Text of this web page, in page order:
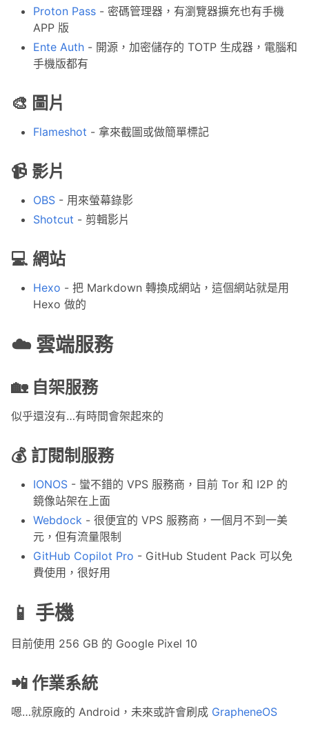
Proton Pass - 密碼管理器，有瀏覽器擴充也有手機
APP 版
Ente Auth - 開源，加密儲存的 TOTP 生成器，電腦和
手機版都有
🎨 圖片
Flameshot - 拿來截圖或做簡單標記
📹 影片
OBS - 用來螢幕錄影
Shotcut - 剪輯影片
💻 網站
Hexo - 把 Markdown 轉換成網站，這個網站就是用
Hexo 做的
☁️ 雲端服務
🏡 自架服務
似乎還沒有…有時間會架起來的
💰 訂閱制服務
IONOS - 蠻不錯的 VPS 服務商，目前 Tor 和 I2P 的
鏡像站架在上面
Webdock - 很便宜的 VPS 服務商，一個月不到一美
元，但有流量限制
GitHub Copilot Pro - GitHub Student Pack 可以免
費使用，很好用
📱 手機
目前使用 256 GB 的 Google Pixel 10
📲 作業系統
嗯…就原廠的 Android，未來或許會刷成 GrapheneOS